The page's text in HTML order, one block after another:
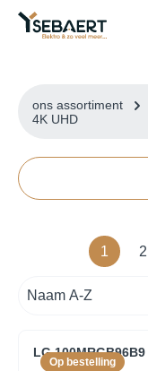
ons assortiment
4K UHD
1 2
Op bestelling
LG 100MRGB96B9